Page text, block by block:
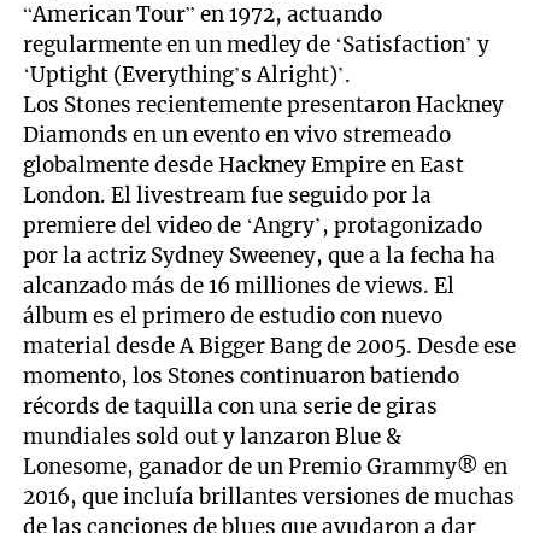
“American Tour” en 1972, actuando
regularmente en un medley de ‘Satisfaction’ y
‘Uptight (Everything’s Alright)’.
Los Stones recientemente presentaron Hackney
Diamonds en un evento en vivo stremeado
globalmente desde Hackney Empire en East
London. El livestream fue seguido por la
premiere del video de ‘Angry’, protagonizado
por la actriz Sydney Sweeney, que a la fecha ha
alcanzado más de 16 milliones de views. El
álbum es el primero de estudio con nuevo
material desde A Bigger Bang de 2005. Desde ese
momento, los Stones continuaron batiendo
récords de taquilla con una serie de giras
mundiales sold out y lanzaron Blue &
Lonesome, ganador de un Premio Grammy® en
2016, que incluía brillantes versiones de muchas
de las canciones de blues que ayudaron a dar